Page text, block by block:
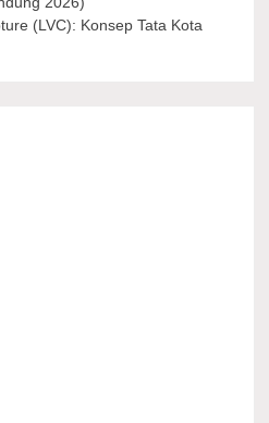
(LVC): Konsep Tata Kota